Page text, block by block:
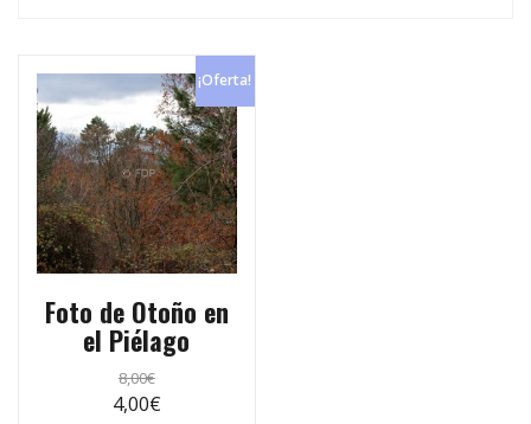
¡Oferta!
Foto de Otoño en
el Piélago
8,00€
4,00€